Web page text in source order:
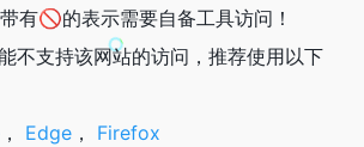
有🚫的表示需要自备工具访问！
不支持该网站的访问，推荐使用以下
， Edge ， Firefox